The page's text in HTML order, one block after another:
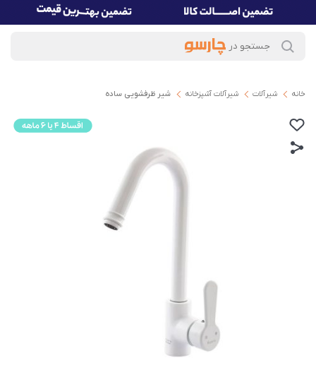
خانه شیرآلات شیرآلات آشپزخانه شیر ظرفشویی ساده